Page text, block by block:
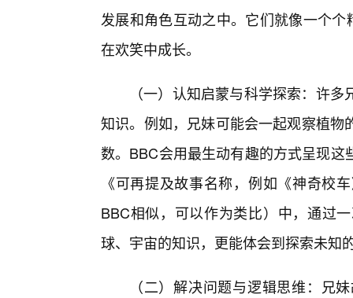
发展和角色互动之中。它们就像一个
在欢笑中成长。
（一）认知启蒙与科学探索：许
知识。例如，兄妹可能会一起观察植
数。BBC会用最生动有趣的方式呈现
《可再提及故事名称，例如《神奇校
BBC相似，可以作为类比）中，通过
球、宇宙的知识，更能体会到探索未知
（二）解决问题与逻辑思维：兄